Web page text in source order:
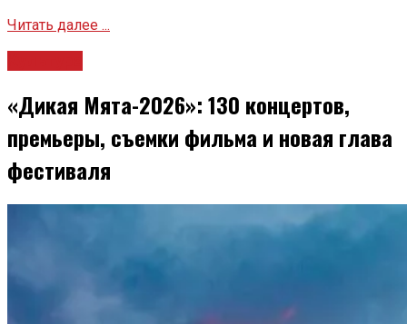
Читать далее ...
«Дикая Мята-2026»: 130 концертов,
премьеры, съемки фильма и новая глава
фестиваля